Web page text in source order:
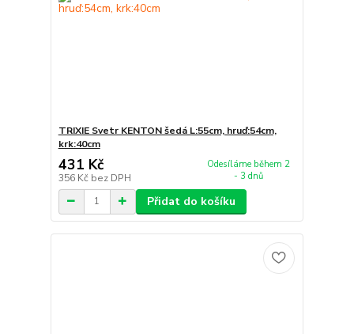
TRIXIE Svetr KENTON šedá L:55cm, hruď:54cm,
krk:40cm
431 Kč
356 Kč bez DPH
Odesíláme během 2
- 3 dnů
Přidat do košíku